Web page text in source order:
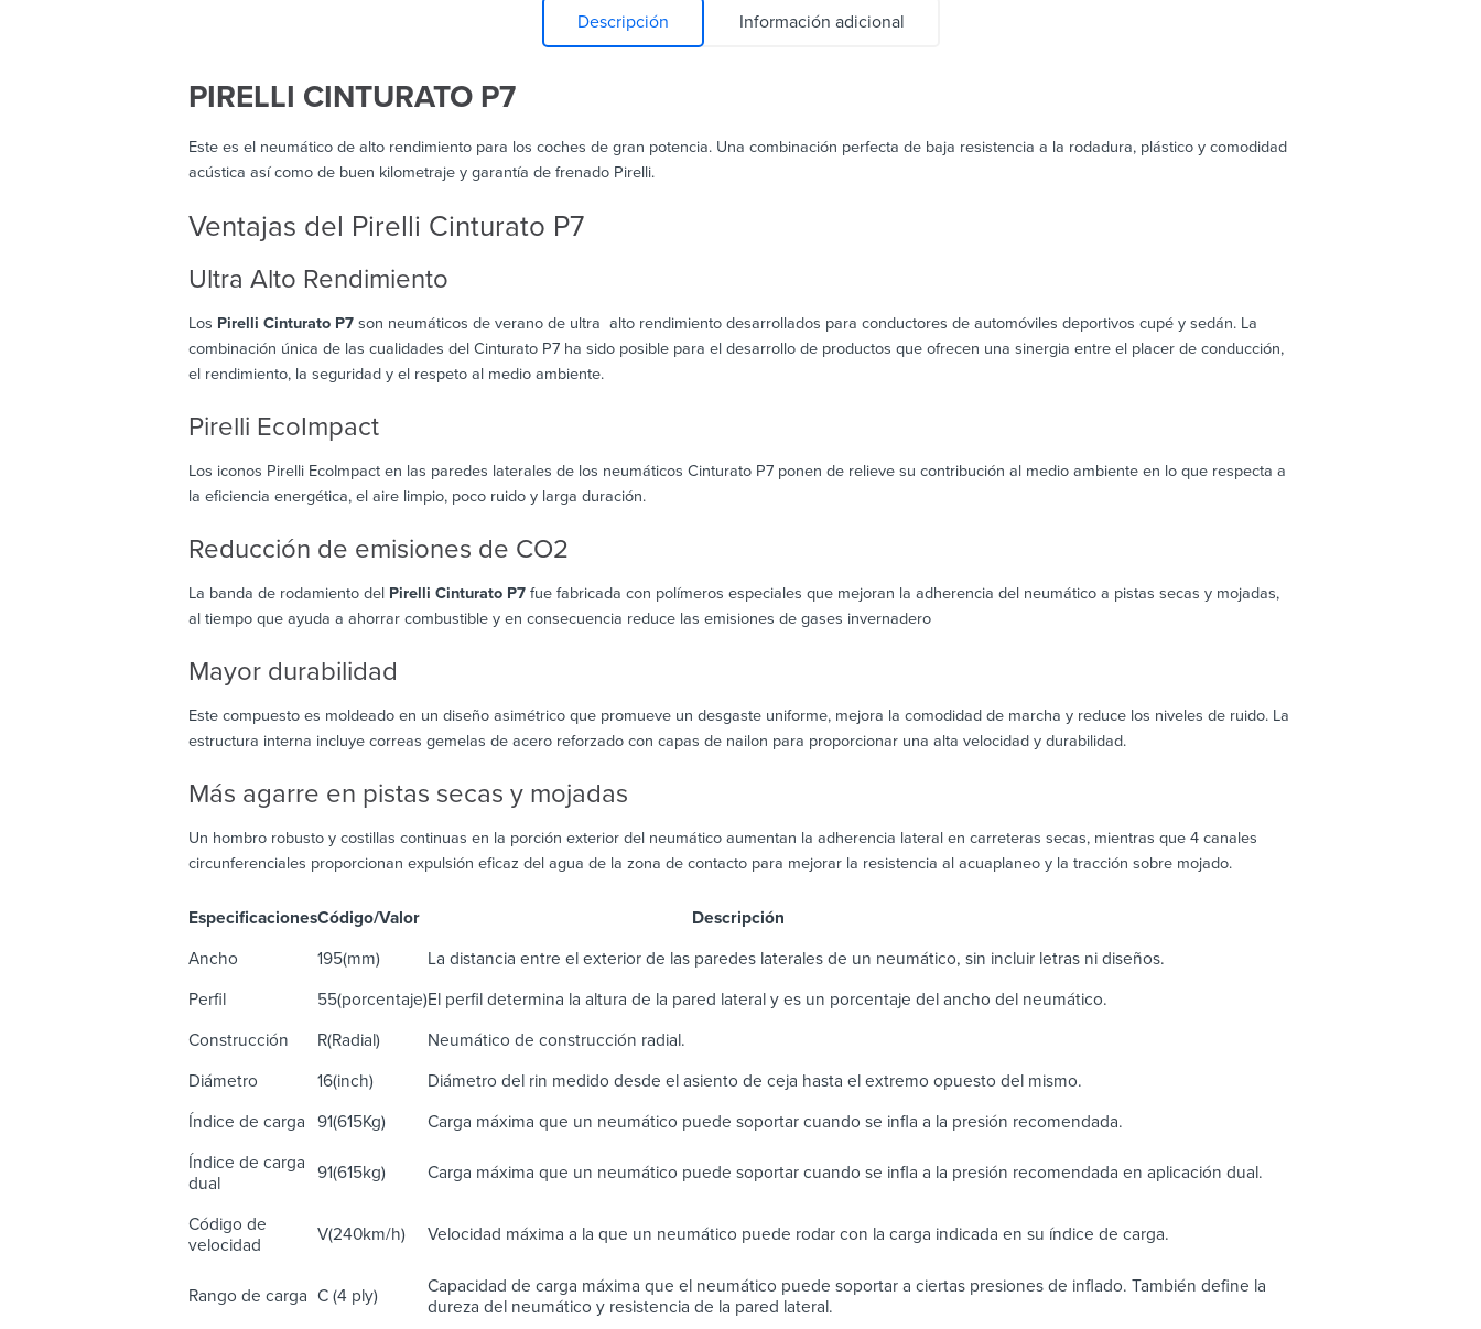
Descripción Información adicional
PIRELLI CINTURATO P7
Este es el neumático de alto rendimiento para los coches de gran potencia. Una combinación perfecta de baja resistencia a la rodadura, plástico y comodidad
acústica así como de buen kilometraje y garantía de frenado Pirelli.
Ventajas del Pirelli Cinturato P7
Ultra Alto Rendimiento
Los Pirelli Cinturato P7son neumáticos de verano de ultra alto rendimiento desarrollados para conductores de automóviles deportivos cupé y sedán. La
combinación única de las cualidades del Cinturato P7 ha sido posible para el desarrollo de productos que ofrecen una sinergia entre el placer de conducción,
el rendimiento, la seguridad y el respeto al medio ambiente.
Pirelli EcoImpact
Los iconos Pirelli EcoImpact en las paredes laterales de los neumáticos Cinturato P7 ponen de relieve su contribución al medio ambiente en lo que respecta a
la eficiencia energética, el aire limpio, poco ruido y larga duración.
Reducción de emisiones de CO2
La banda de rodamiento del Pirelli Cinturato P7fue fabricada con polímeros especiales que mejoran la adherencia del neumático a pistas secas y mojadas,
al tiempo que ayuda a ahorrar combustible y en consecuencia reduce las emisiones de gases invernadero
Mayor durabilidad
Este compuesto es moldeado en un diseño asimétrico que promueve un desgaste uniforme, mejora la comodidad de marcha y reduce los niveles de ruido. La
estructura interna incluye correas gemelas de acero reforzado con capas de nailon para proporcionar una alta velocidad y durabilidad.
Más agarre en pistas secas y mojadas
Un hombro robusto y costillas continuas en la porción exterior del neumático aumentan la adherencia lateral en carreteras secas, mientras que 4 canales
circunferenciales proporcionan expulsión eficaz del agua de la zona de contacto para mejorar la resistencia al acuaplaneo y la tracción sobre mojado.
EspecificacionesCódigo/Valor Descripción
Ancho 195(mm) La distancia entre el exterior de las paredes laterales de un neumático, sin incluir letras ni diseños.
Perfil 55(porcentaje)El perfil determina la altura de la pared lateral y es un porcentaje del ancho del neumático.
Construcción R(Radial) Neumático de construcción radial.
Diámetro 16(inch) Diámetro del rin medido desde el asiento de ceja hasta el extremo opuesto del mismo.
Índice de carga 91(615Kg) Carga máxima que un neumático puede soportar cuando se infla a la presión recomendada.
Índice de carga
dual
91(615kg) Carga máxima que un neumático puede soportar cuando se infla a la presión recomendada en aplicación dual.
Código de
velocidad
V(240km/h) Velocidad máxima a la que un neumático puede rodar con la carga indicada en su índice de carga.
Rango de carga C (4 ply)
Capacidad de carga máxima que el neumático puede soportar a ciertas presiones de inflado. También define la
dureza del neumático y resistencia de la pared lateral.